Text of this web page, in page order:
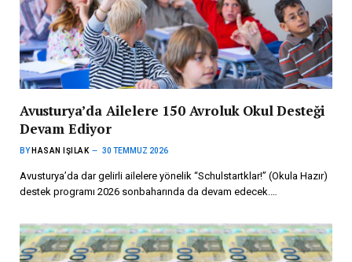
Avusturya’da Ailelere 150 Avroluk Okul Desteği
Devam Ediyor
BY HASAN IŞILAK 30 TEMMUZ 2026
Avusturya’da dar gelirli ailelere yönelik “Schulstartklar!” (Okula Hazır)
destek programı 2026 sonbaharında da devam edecek.…